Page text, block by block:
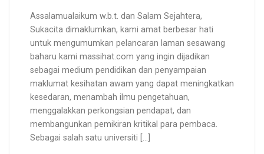
Assalamualaikum w.b.t. dan Salam Sejahtera,
Sukacita dimaklumkan, kami amat berbesar hati
untuk mengumumkan pelancaran laman sesawang
baharu kami massihat.com yang ingin dijadikan
sebagai medium pendidikan dan penyampaian
maklumat kesihatan awam yang dapat meningkatkan
kesedaran, menambah ilmu pengetahuan,
menggalakkan perkongsian pendapat, dan
membangunkan pemikiran kritikal para pembaca.
Sebagai salah satu universiti […]